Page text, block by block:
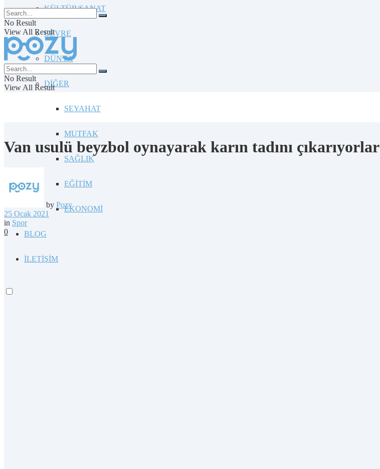
KÜLTÜR/SANAT
ÇEVRE
DÜNYA
DİĞER
SEYAHAT
MUTFAK
SAĞLIK
EĞİTİM
EKONOMİ
BLOG
İLETİŞİM
No Result
View All Result
No Result
View All Result
Van usulü beyzbol oynayarak karın tadını çıkarıyorlar
by Pozy
25 Ocak 2021
in Spor
0